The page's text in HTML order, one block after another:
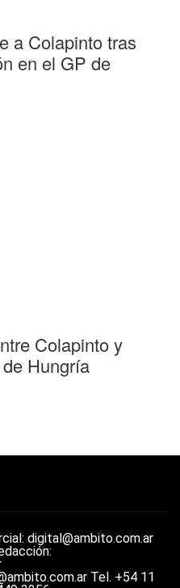
a Colapinto tras
en el GP de
Colapinto y
Hungría
digital@ambito.com.ar
Tel. +54 11